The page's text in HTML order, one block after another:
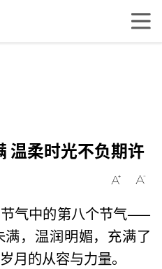
温柔时光不负期许
气中的第八个节气——
，温润明媚，充满了
月的从容与力量。